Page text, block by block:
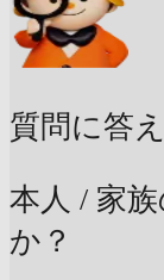
質問に答
本人 / 家
か？